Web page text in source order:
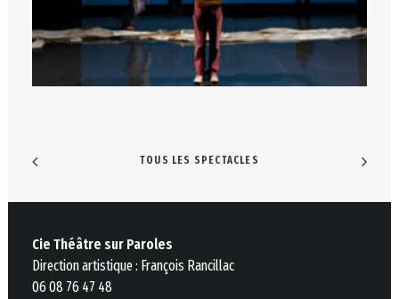
TOUS LES SPECTACLES
Cie Théâtre sur Paroles
Direction artistique : François Rancillac
06 08 76 47 48